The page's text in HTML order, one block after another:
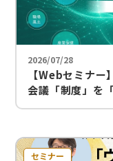
2026/07/28
【Webセミナ
会議「制度」を
セミナー